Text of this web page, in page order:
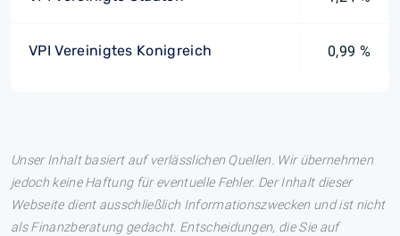
VPI Vereinigtes Konigreich 0,99 %
Unser Inhalt basiert auf verlässlichen Quellen. Wir übernehmen
jedoch keine Haftung für eventuelle Fehler. Der Inhalt dieser
Webseite dient ausschließlich Informationszwecken und ist nicht
als Finanzberatung gedacht. Entscheidungen, die Sie auf